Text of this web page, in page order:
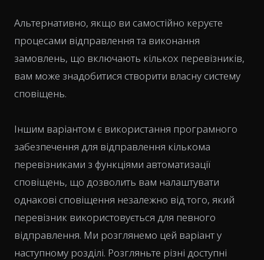
Альтернативно, якщо ви самостійно керуєте
процесами відправлення та виконання
замовлень, що включають кількох перевізників,
вам може знадобитися створити власну систему
сповіщень.
Іншим варіантом є використання програмного
забезпечення для відправлення кількома
перевізниками з функціями автоматизації
сповіщень, що дозволить вам налаштувати
однакові сповіщення незалежно від того, який
перевізник використовується для певного
відправлення. Ми розглянемо цей варіант у
наступному розділі. Розгляньте різні доступні